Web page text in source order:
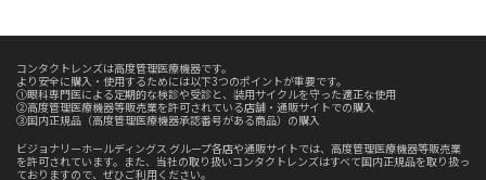
コンタクトレンズは高度管理医療機器です。
より安全に購入・使用するためには以下3つのポイントが重要です。
①眼科専門医による定期的な検診や受診と、装用サイクルを守った適正な使用
②高度管理医療機器等販売業を許可されている店舗・通販サイトでの購入
③国内正規品（高度管理医療機器承認番号がある商品）の購入
ビジョナリーホールディングス グループ各店や通販サイトでは、高度管理医療機器等販売業
を許可されています。また、当社の取り扱いコンタクトレンズはすべて国内正規品を取り扱っ
ておりますので、ぜひご利用ください。